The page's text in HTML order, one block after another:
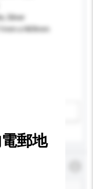
Silver
x H69mm
郵地